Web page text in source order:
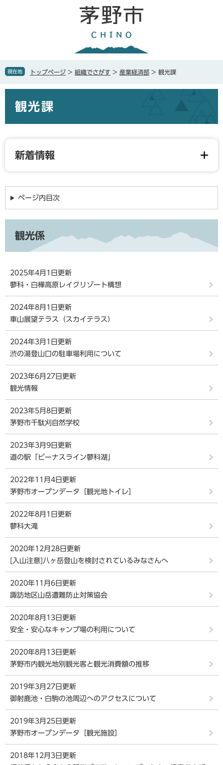
で
。
ば
て
現在地 トップページ > 組織でさがす > 産業経済部 > 観光課
観光課
新着情報
ページ内目次
観光係
2025年4月1日更新
蓼科・白樺高原レイクリゾート構想
2024年8月1日更新
車山展望テラス（スカイテラス）
2024年3月1日更新
渋の湯登山口の駐車場利用について
2023年6月27日更新
観光情報
2023年5月8日更新
茅野市千駄刈自然学校
2023年3月9日更新
道の駅「ビーナスライン蓼科湖」
2022年11月4日更新
茅野市オープンデータ［観光地トイレ］
2022年8月1日更新
蓼科大滝
2020年12月28日更新
[入山注意]八ヶ岳登山を検討されているみなさんへ
2020年11月6日更新
諏訪地区山岳遭難防止対策協会
2020年8月13日更新
安全・安心なキャンプ場の利用について
2020年8月13日更新
茅野市内観光地別観光客と観光消費額の推移
2019年3月27日更新
御射鹿池・白駒の池周辺へのアクセスについて
2019年3月25日更新
茅野市オープンデータ［観光施設］
2018年12月3日更新